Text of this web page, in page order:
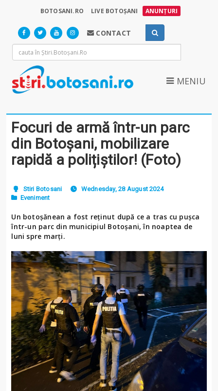
BOTOSANI.RO LIVE BOTOȘANI ANUNȚURI
CONTACT
MENIU
Focuri de armă într-un parc
din Botoșani, mobilizare
rapidă a polițiștilor! (Foto)
Stiri Botosani
Wednesday, 28 August 2024
Eveniment
Un botoșănean a fost reținut după ce a tras cu pușca
într-un parc din municipiul Botoșani, în noaptea de
luni spre marți.